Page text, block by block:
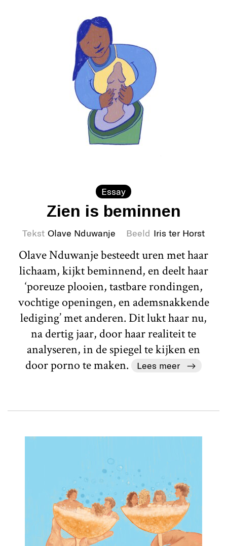
Essay
Zien is beminnen
Tekst Olave Nduwanje Beeld Iris ter Horst
Olave Nduwanje besteedt uren met haar
lichaam, kijkt beminnend, en deelt haar
‘poreuze plooien, tastbare rondingen,
vochtige openingen, en ademsnakkende
lediging’ met anderen. Dit lukt haar nu,
na dertig jaar, door haar realiteit te
analyseren, in de spiegel te kijken en
door porno te maken.
Lees meer